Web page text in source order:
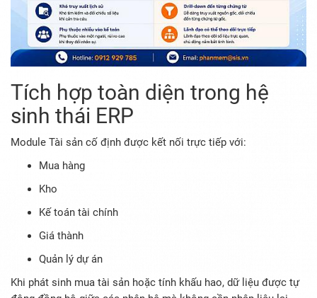
Tích hợp toàn diện trong hệ
sinh thái ERP
Module Tài sản cố định được kết nối trực tiếp với:
Mua hàng
Kho
Kế toán tài chính
Giá thành
Quản lý dự án
Khi phát sinh mua tài sản hoặc tính khấu hao, dữ liệu được tự